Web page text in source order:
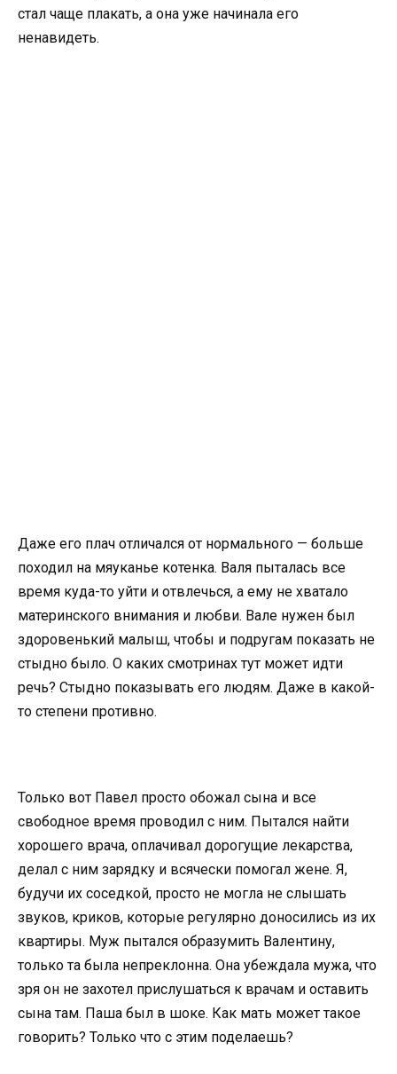
стал чаще плакать, а она уже начинала его
ненавидеть.
Даже его плач отличался от нормального — больше
походил на мяуканье котенка. Валя пыталась все
время куда-то уйти и отвлечься, а ему не хватало
материнского внимания и любви. Вале нужен был
здоровенький малыш, чтобы и подругам показать не
стыдно было. О каких смотринах тут может идти
речь? Стыдно показывать его людям. Даже в какой-
то степени противно.
Только вот Павел просто обожал сына и все
свободное время проводил с ним. Пытался найти
хорошего врача, оплачивал дорогущие лекарства,
делал с ним зарядку и всячески помогал жене. Я,
будучи их соседкой, просто не могла не слышать
звуков, криков, которые регулярно доносились из их
квартиры. Муж пытался образумить Валентину,
только та была непреклонна. Она убеждала мужа, что
зря он не захотел прислушаться к врачам и оставить
сына там. Паша был в шоке. Как мать может такое
говорить? Только что с этим поделаешь?